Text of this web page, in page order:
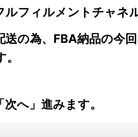
ルフィルメントチャネ
送の為、FBA納品の今
へ」進みます。